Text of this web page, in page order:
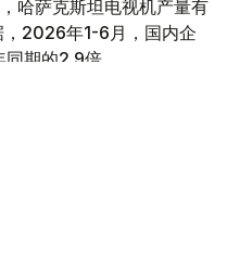
哈萨克斯坦电视机产量有
2026年1-6月，国内企
期的2.9倍。